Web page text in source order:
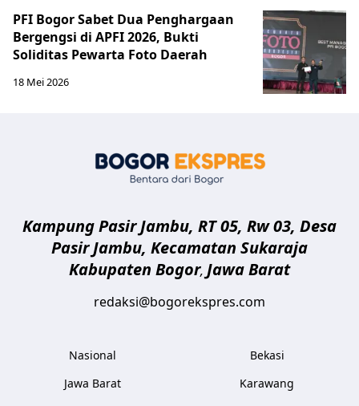
PFI Bogor Sabet Dua Penghargaan
Bergengsi di APFI 2026, Bukti
Soliditas Pewarta Foto Daerah
18 Mei 2026
Kampung Pasir Jambu, RT 05, Rw 03, Desa
Pasir Jambu, Kecamatan Sukaraja
Kabupaten Bogor, Jawa Barat
redaksi@bogorekspres.com
Nasional
Jawa Barat
Bekasi
Karawang